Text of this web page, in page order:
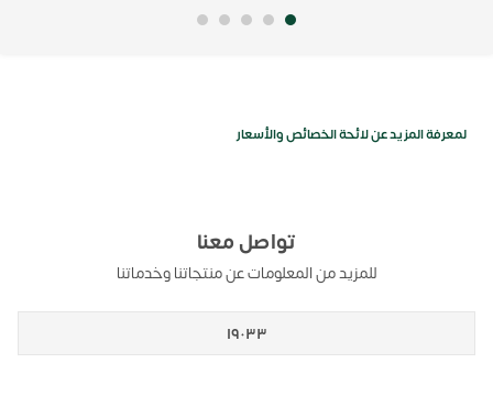
لمعرفة المزيد عن لائحة الخصائص والأسعار
تواصل معنا
للمزيد من المعلومات عن منتجاتنا وخدماتنا
١٩٠٣٣